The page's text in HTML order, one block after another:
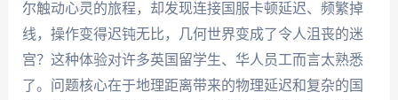
尔触动心灵的旅程，却发现连接国服卡顿延迟、频繁掉
线，操作变得迟钝无比，几何世界变成了令人沮丧的迷
宫？这种体验对许多英国留学生、华人员工而言太熟悉
了。问题核心在于地理距离带来的物理延迟和复杂的国